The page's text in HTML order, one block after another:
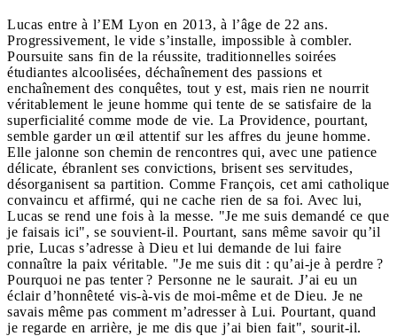
Lucas entre à l’EM Lyon en 2013, à l’âge de 22 ans.
Progressivement, le vide s’installe, impossible à combler.
Poursuite sans fin de la réussite, traditionnelles soirées
étudiantes alcoolisées, déchaînement des passions et
enchaînement des conquêtes, tout y est, mais rien ne nourrit
véritablement le jeune homme qui tente de se satisfaire de la
superficialité comme mode de vie. La Providence, pourtant,
semble garder un œil attentif sur les affres du jeune homme.
Elle jalonne son chemin de rencontres qui, avec une patience
délicate, ébranlent ses convictions, brisent ses servitudes,
désorganisent sa partition. Comme François, cet ami catholique
convaincu et affirmé, qui ne cache rien de sa foi. Avec lui,
Lucas se rend une fois à la messe. "Je me suis demandé ce que
je faisais ici", se souvient-il. Pourtant, sans même savoir qu’il
prie, Lucas s’adresse à Dieu et lui demande de lui faire
connaître la paix véritable. "Je me suis dit : qu’ai-je à perdre ?
Pourquoi ne pas tenter ? Personne ne le saurait. J’ai eu un
éclair d’honnêteté vis-à-vis de moi-même et de Dieu. Je ne
savais même pas comment m’adresser à Lui. Pourtant, quand
je regarde en arrière, je me dis que j’ai bien fait", sourit-il.